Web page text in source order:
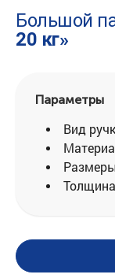
Большой
20 кг»
Параметры
Вид